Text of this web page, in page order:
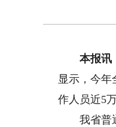
本报讯
显示，今年
作人员近5万
我省普通